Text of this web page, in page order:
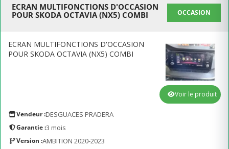
ECRAN MULTIFONCTIONS D'OCCASION
POUR SKODA OCTAVIA (NX5) COMBI
OCCASION
ECRAN MULTIFONCTIONS D'OCCASION
POUR SKODA OCTAVIA (NX5) COMBI
Vendeur :DESGUACES PRADERA
Garantie :3 mois
Version :AMBITION 2020-2023
Voir le produit